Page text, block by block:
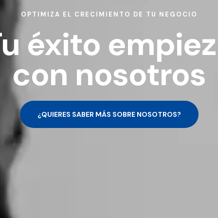
OPTIMIZA EL CRECIMIENTO DE TU NEGOCIO
éxito
con nosotros
¿QUIERES SABER MÁS SOBRE NOSOTROS?